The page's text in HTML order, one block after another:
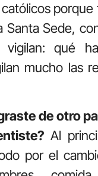
Santa Sede,
qué
mucho las
de otro
Al
por el